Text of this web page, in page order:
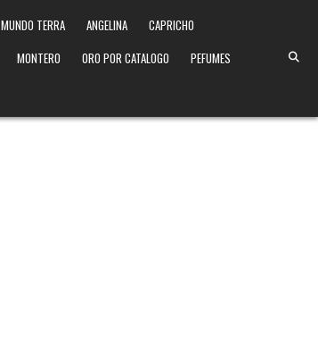
MUNDO TERRA ANGELINA
CAPRICHO
MONTERO ORO POR CATALOGO
PEFUMES